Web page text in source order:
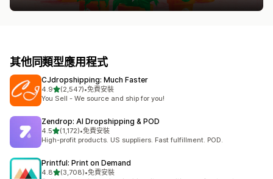
其他同類型應用程式
CJdropshipping: Much Faster
4.9滿分 5 顆星
(2,547)
共有 2547 則評價
•免費安裝
You Sell - We source and ship for you!
Zendrop: AI Dropshipping & POD
4.5滿分 5 顆星
(1,172)
共有 1172 則評價
•免費安裝
High-profit products. US suppliers. Fast fulfillment. POD.
Printful: Print on Demand
4.8滿分 5 顆星
(3,708)
共有 3708 則評價
•免費安裝